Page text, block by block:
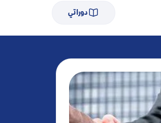
دوراتي